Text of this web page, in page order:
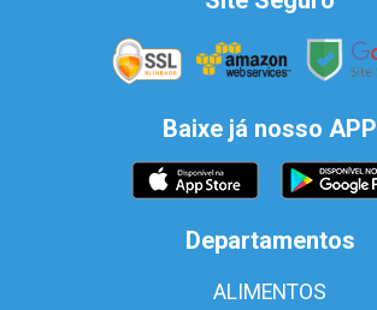
Baixe já nosso APP
Departamentos
ALIMENTOS